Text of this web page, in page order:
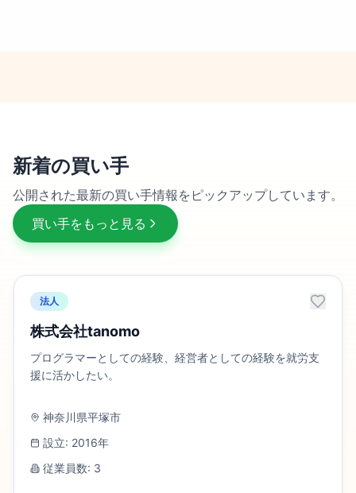
新着の買い手
公開された最新の買い手情報をピックアップしています。
買い手をもっと見る
法人
株式会社tanomo
プログラマーとしての経験、経営者としての経験を就労支
援に活かしたい。
神奈川県平塚市
設立: 2016年
従業員数: 3